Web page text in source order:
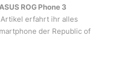
ASUS ROG Phone 3
erfahrt ihr alles
der Republic of